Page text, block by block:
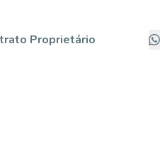
Proprietário